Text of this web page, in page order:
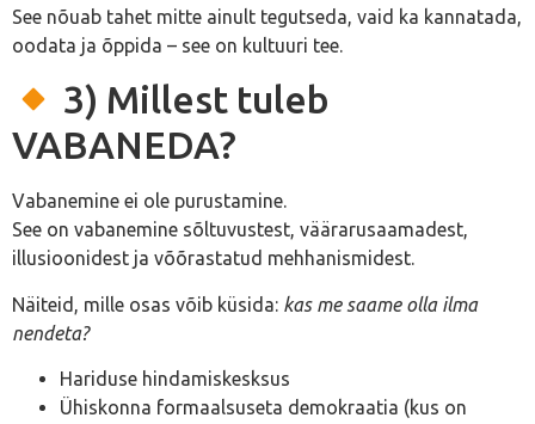
See nõuab tahet mitte ainult tegutseda, vaid ka kannatada,
oodata ja õppida – see on kultuuri tee.
3) Millest tuleb
VABANEDA?
Vabanemine ei ole purustamine.
See on vabanemine sõltuvustest, väärarusaamadest,
illusioonidest ja võõrastatud mehhanismidest.
Näiteid, mille osas võib küsida: kas me saame olla ilma
nendeta?
Hariduse hindamiskesksus
Ühiskonna formaalsuseta demokraatia (kus on